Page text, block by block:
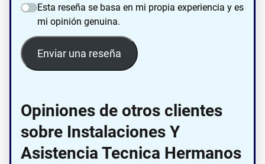
Esta reseña se basa en mi propia experiencia y es
mi opinión genuina.
Enviar una reseña
Opiniones de otros clientes
sobre Instalaciones Y
Asistencia Tecnica Hermanos